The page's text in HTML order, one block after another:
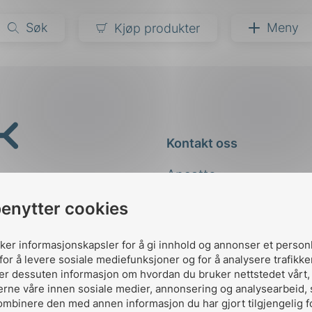
cookies
informasjonskapsler for å gi innhold og annonser et
å levere sosiale mediefunksjoner og for å analysere
dessuten informasjon om hvordan du bruker nettstedet vårt,
våre innen sosiale medier, annonsering og analysearbeid,
den med annen informasjon du har gjort tilgjengelig
Søk Kjøp produkter Meny
Kontakt oss
Ansatte